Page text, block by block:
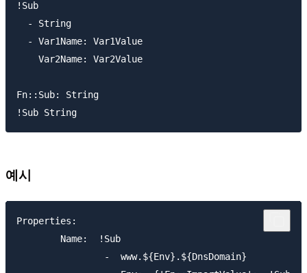
!Sub
  - String
  - Var1Name: Var1Value
    Var2Name: Var2Value
Fn::Sub: String
예시
Properties: